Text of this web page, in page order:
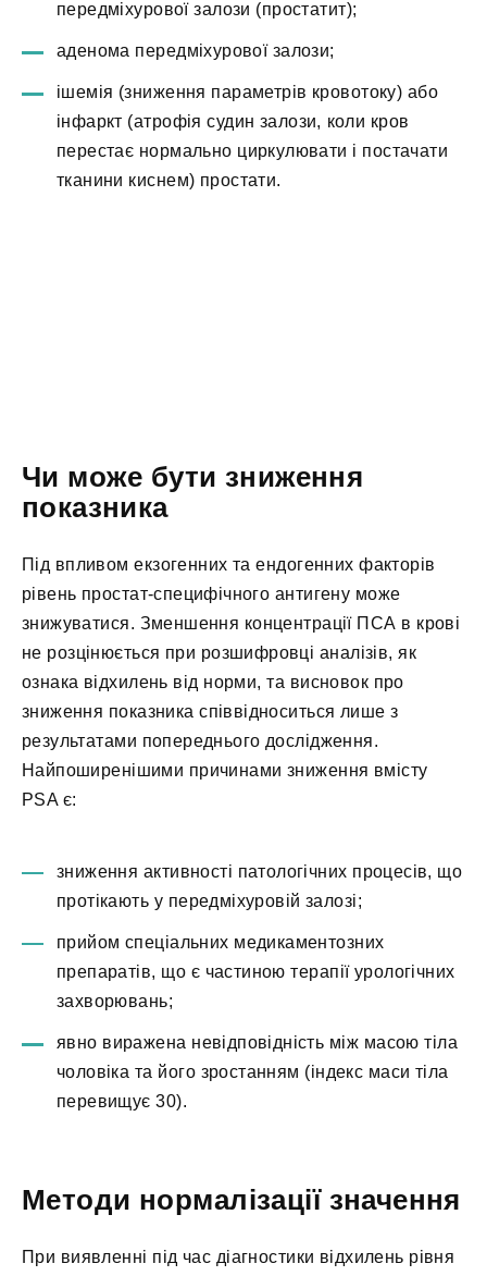
передміхурової залози (простатит);
аденома передміхурової залози;
ішемія (зниження параметрів кровотоку) або
інфаркт (атрофія судин залози, коли кров
перестає нормально циркулювати і постачати
тканини киснем) простати.
Чи може бути зниження
показника
Під впливом екзогенних та ендогенних факторів
рівень простат-специфічного антигену може
знижуватися. Зменшення концентрації ПСА в крові
не розцінюється при розшифровці аналізів, як
ознака відхилень від норми, та висновок про
зниження показника співвідноситься лише з
результатами попереднього дослідження.
Найпоширенішими причинами зниження вмісту
PSA є:
зниження активності патологічних процесів, що
протікають у передміхуровій залозі;
прийом спеціальних медикаментозних
препаратів, що є частиною терапії урологічних
захворювань;
явно виражена невідповідність між масою тіла
чоловіка та його зростанням (індекс маси тіла
перевищує 30).
Методи нормалізації значення
При виявленні під час діагностики відхилень рівня